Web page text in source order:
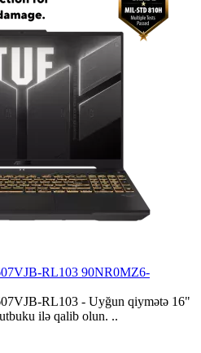
RL103 90NR0MZ6-
RL103 - Uyğun qiymətə 16"
ilə qalib olun. ..